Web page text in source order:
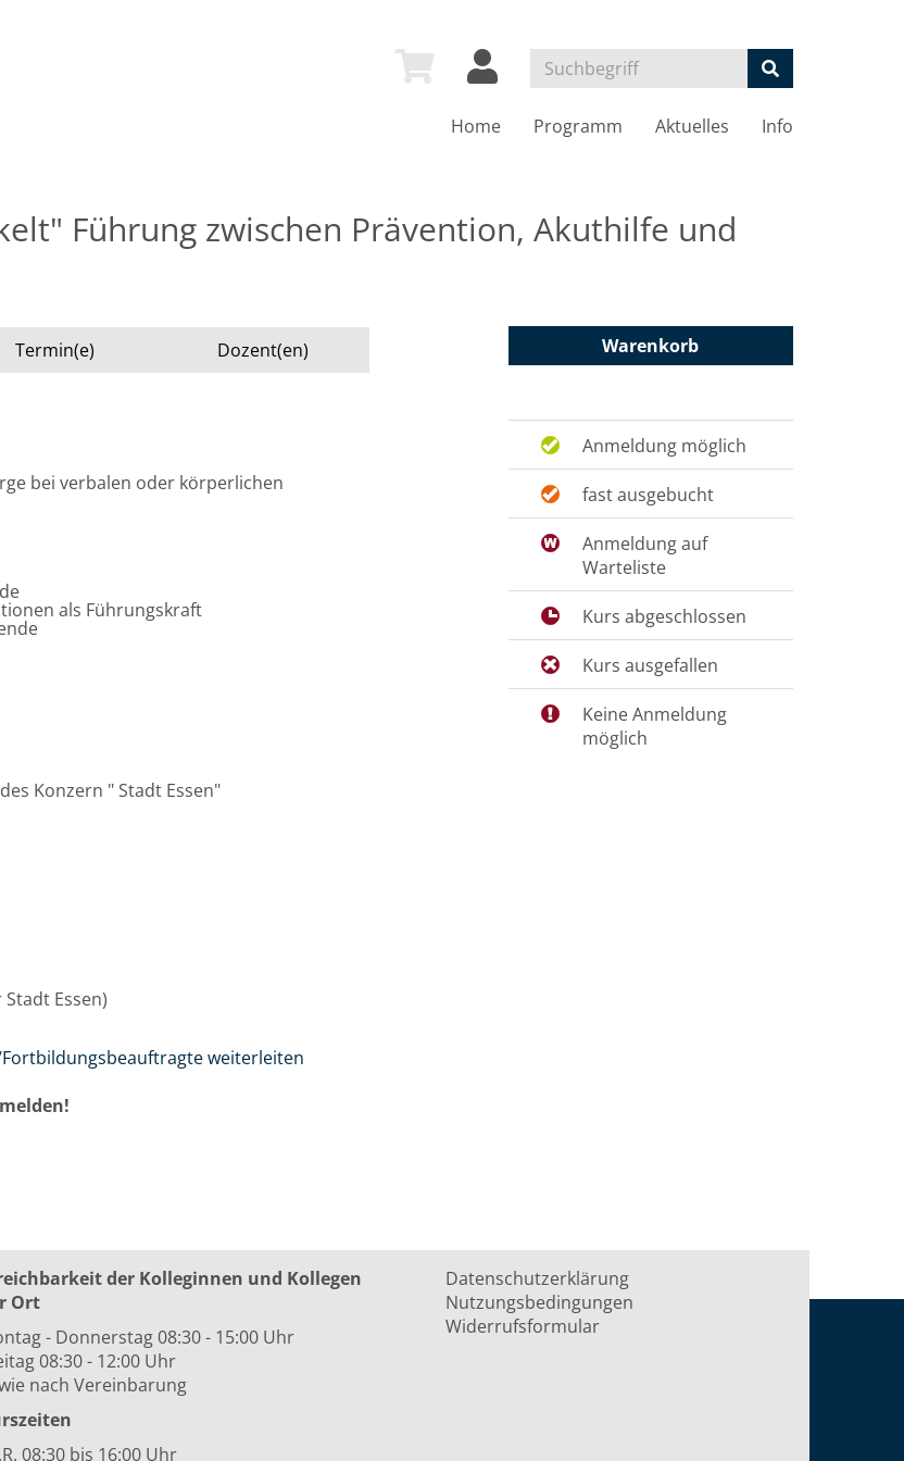
Home Programm Aktuelles Info
Führung zwischen Prävention, Akuthilfe und
Termin(e) Dozent(en)
bei verbalen oder körperlichen
als Führungskraft
Konzern " Stadt Essen"
Essen)
weiterleiten
Warenkorb
Anmeldung möglich
fast ausgebucht
Anmeldung auf
Warteliste
Kurs abgeschlossen
Kurs ausgefallen
Keine Anmeldung
möglich
der Kolleginnen und Kollegen
Ort
- Donnerstag 08:30 - 15:00 Uhr
08:30 - 12:00 Uhr
nach Vereinbarung
08:30 bis 16:00 Uhr
Datenschutzerklärung
Nutzungsbedingungen
Widerrufsformular